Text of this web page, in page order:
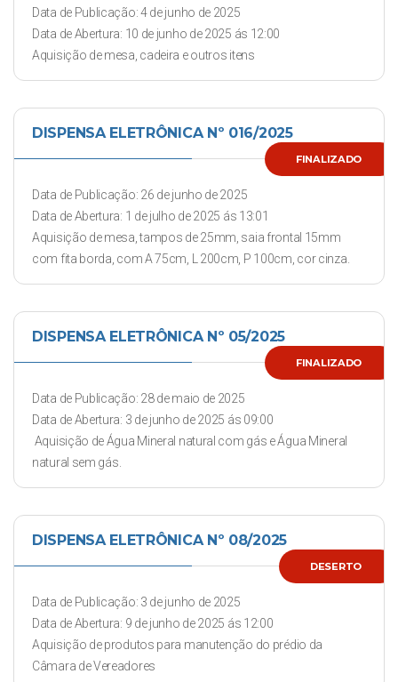
Data de Publicação: 4 de junho de 2025
Data de Abertura: 10 de junho de 2025 ás 12:00
Aquisição de mesa, cadeira e outros itens
FINALIZADO
DISPENSA ELETRÔNICA Nº 016/2025
Data de Publicação: 26 de junho de 2025
Data de Abertura: 1 de julho de 2025 ás 13:01
Aquisição de mesa, tampos de 25mm, saia frontal 15mm
com fita borda, com A 75cm, L 200cm, P 100cm, cor cinza.
FINALIZADO
DISPENSA ELETRÔNICA Nº 05/2025
Data de Publicação: 28 de maio de 2025
Data de Abertura: 3 de junho de 2025 ás 09:00
Aquisição de Água Mineral natural com gás e Água Mineral
natural sem gás.
DESERTO
DISPENSA ELETRÔNICA Nº 08/2025
Data de Publicação: 3 de junho de 2025
Data de Abertura: 9 de junho de 2025 ás 12:00
Aquisição de produtos para manutenção do prédio da
Câmara de Vereadores